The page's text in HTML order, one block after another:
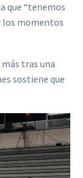
que “tenemos
los momentos
más tras una
sostiene que